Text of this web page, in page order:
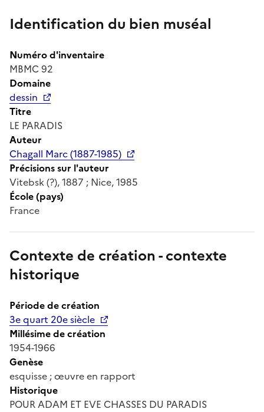
Identification du bien muséal
Numéro d'inventaire
MBMC 92
Domaine
dessin
Titre
LE PARADIS
Auteur
Chagall Marc (1887-1985)
Précisions sur l'auteur
Vitebsk (?), 1887 ; Nice, 1985
École (pays)
France
Contexte de création - contexte
historique
Période de création
3e quart 20e siècle
Millésime de création
1954-1966
Genèse
esquisse ; œuvre en rapport
Historique
POUR ADAM ET EVE CHASSES DU PARADIS